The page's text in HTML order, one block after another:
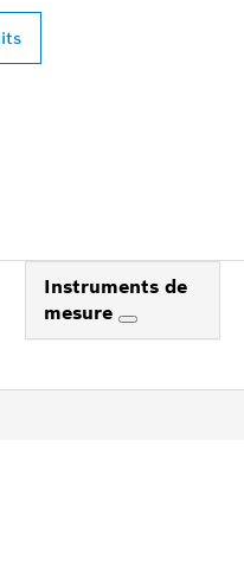
Instruments de
mesure